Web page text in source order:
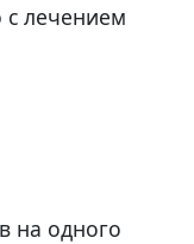
лечением
на одного